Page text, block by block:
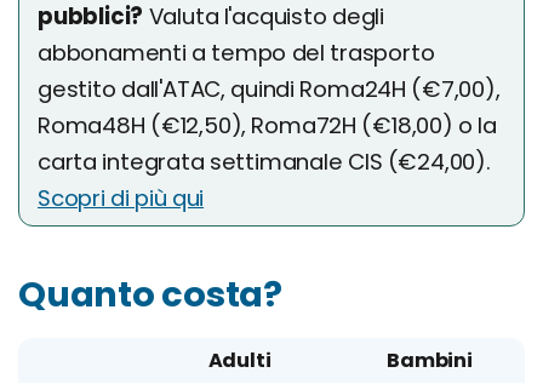
pubblici? Valuta l'acquisto degli
abbonamenti a tempo del trasporto
gestito dall'ATAC, quindi Roma24H (€7,00),
Roma48H (€12,50), Roma72H (€18,00) o la
carta integrata settimanale CIS (€24,00).
Scopri di più qui
Quanto costa?
Adulti Bambini